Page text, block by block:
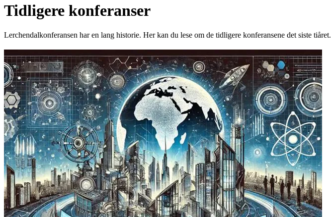
Tidligere konferanser
Lerchendalkonferansen har en lang historie. Her kan du lese om de tidligere konferansene det siste tiåret.